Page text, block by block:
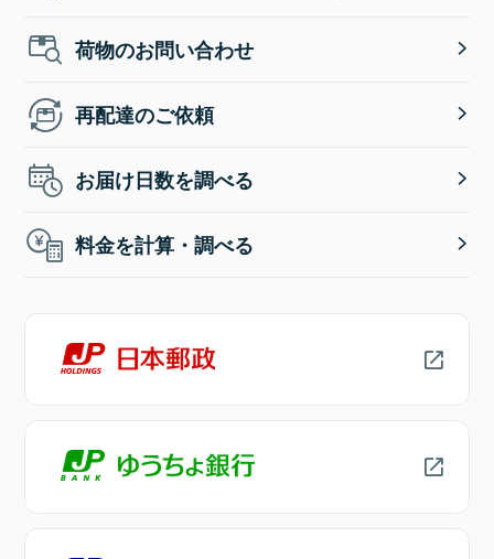
荷物のお問い合わせ
再配達のご依頼
お届け日数を調べる
料金を計算・調べる